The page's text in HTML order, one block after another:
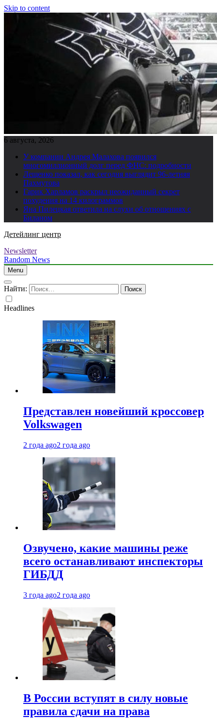
Skip to content
6 августа, 2026
У компании Андрея Малахова появился
многомиллионный долг перед ФНС: подробности
Лещенко показал, как сегодня выглядит 96-летняя
Пахмутова
Гарик Харламов раскрыл неожиданный секрет
похудения на 14 килограммов
Яна Пилецкая ответила на слухи об отношениях с
Биланом
Детейлинг центр
Newsletter
Random News
Menu
Найти:
Headlines
Представлен новейший кроссовер
Volkswagen
2 года ago2 года ago
Озвучено, какие машины реже
всего останавливают инспекторы
ГИБДД
3 года ago2 года ago
В России вступят в силу новые
правила сдачи на права